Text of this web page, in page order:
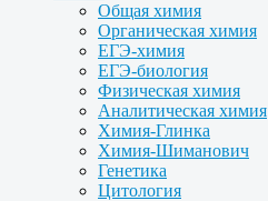
Общая химия
Органическая химия
ЕГЭ-химия
ЕГЭ-биология
Физическая химия
Аналитическая химия
Химия-Глинка
Химия-Шиманович
Генетика
Цитология